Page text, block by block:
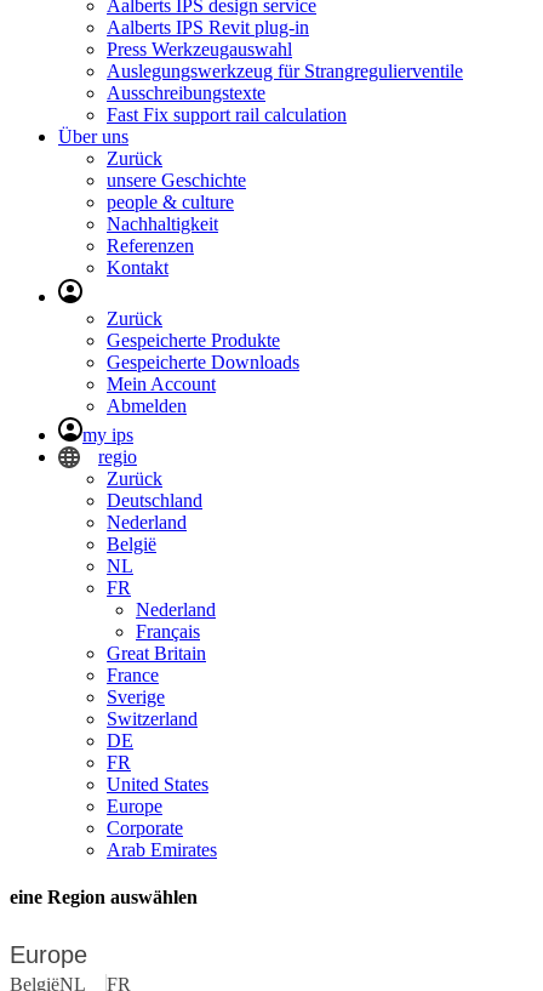
Aalberts IPS design service
Aalberts IPS Revit plug-in
Press Werkzeugauswahl
Auslegungswerkzeug für Strangregulierventile
Ausschreibungstexte
Fast Fix support rail calculation
Über uns
Zurück
unsere Geschichte
people & culture
Nachhaltigkeit
Referenzen
Kontakt
Zurück
Gespeicherte Produkte
Gespeicherte Downloads
Mein Account
Abmelden
my ips
regio
Zurück
Deutschland
Nederland
België
NL
FR
Nederland
Français
Great Britain
France
Sverige
Switzerland
DE
FR
United States
Europe
Corporate
Arab Emirates
eine Region auswählen
Europe
BelgiëNL
FR